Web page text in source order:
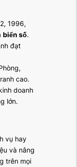
1996,
biển số.
đạt
cao.
doanh
lớn.
vụ hay
và nâng
trên mọi